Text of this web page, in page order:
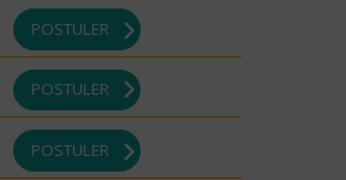
POSTULER
POSTULER
POSTULER